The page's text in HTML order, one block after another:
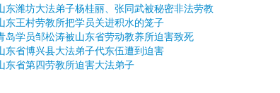
东潍坊大法弟子杨桂丽、张同武被秘密非法劳教
东王村劳教所把学员关进积水的笼子
岛学员邹松涛被山东省劳动教养所迫害致死
东省博兴县大法弟子代东伍遭到迫害
东省第四劳教所迫害大法弟子